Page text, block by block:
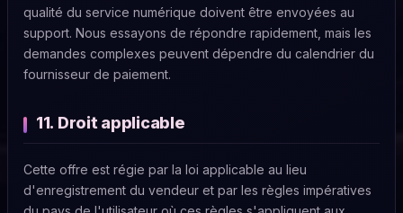
qualité du service numérique doivent être envoyées au
support. Nous essayons de répondre rapidement, mais les
demandes complexes peuvent dépendre du calendrier du
fournisseur de paiement.
11. Droit applicable
Cette offre est régie par la loi applicable au lieu
d'enregistrement du vendeur et par les règles impératives